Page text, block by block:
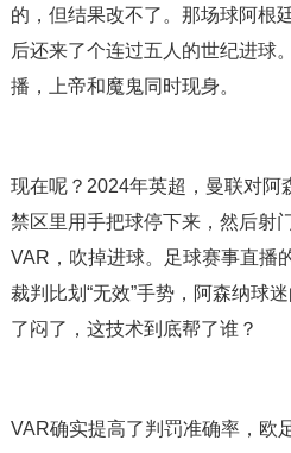
的，但结果改不了。那场球阿根
后还来了个连过五人的世纪进球
播，上帝和魔鬼同时现身。
现在呢？2024年英超，曼联对阿
禁区里用手把球停下来，然后射
VAR，吹掉进球。足球赛事直播
裁判比划“无效”手势，阿森纳球
了闷了，这技术到底帮了谁？
VAR确实提高了判罚准确率，欧